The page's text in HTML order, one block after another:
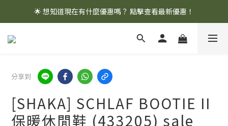
🌟 想知道現在有什麼優惠嗎？ 點擊查看最新優惠！
🌟 想知道現在有什麼優惠嗎？ 點擊查看最新優惠！
全館消費滿 $1,000 即享免運優惠
分享到
[SHAKA] SCHLAF BOOTIE II
保暖休閒鞋 (433205) sale